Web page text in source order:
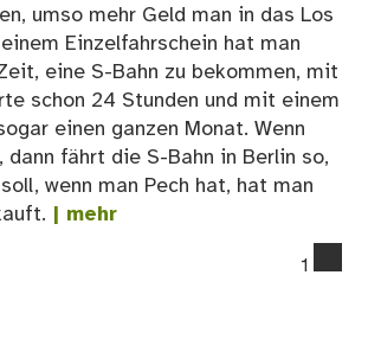
umso mehr Geld man in das Los
Einzelfahrschein hat man
eine S-Bahn zu bekommen, mit
schon 24 Stunden und mit einem
einen ganzen Monat. Wenn
dann fährt die S-Bahn in Berlin so,
wenn man Pech hat, hat man
| mehr
1